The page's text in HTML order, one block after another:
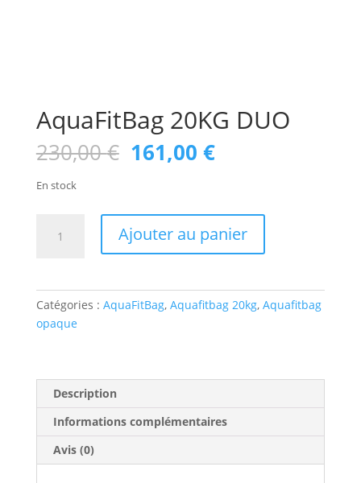
AquaFitBag 20KG DUO
230,00€ Le
prix
était :
230,00 €.
161,00 €Le
prix
est :
161,00 €.
En stock
Ajouter au panier
Catégories : AquaFitBag, Aquafitbag 20kg, Aquafitbag
opaque
Description
Informations complémentaires
Avis (0)